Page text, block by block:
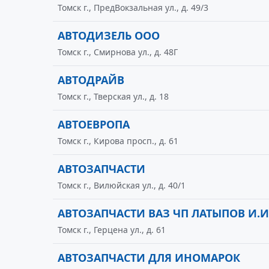
Томск г., ПредВокзальная ул., д. 49/3
АВТОДИЗЕЛЬ ООО
Томск г., Смирнова ул., д. 48Г
АВТОДРАЙВ
Томск г., Тверская ул., д. 18
АВТОЕВРОПА
Томск г., Кирова просп., д. 61
АВТОЗАПЧАСТИ
Томск г., Вилюйская ул., д. 40/1
АВТОЗАПЧАСТИ ВАЗ ЧП ЛАТЫПОВ
Томск г., Герцена ул., д. 61
АВТОЗАПЧАСТИ ДЛЯ ИНОМАРОК